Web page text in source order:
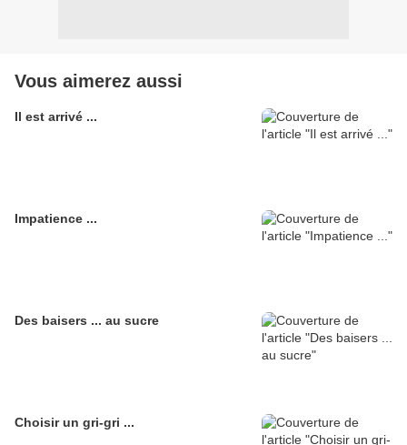
Vous aimerez aussi
Il est arrivé ...
Impatience ...
Des baisers ... au sucre
Choisir un gri-gri ...